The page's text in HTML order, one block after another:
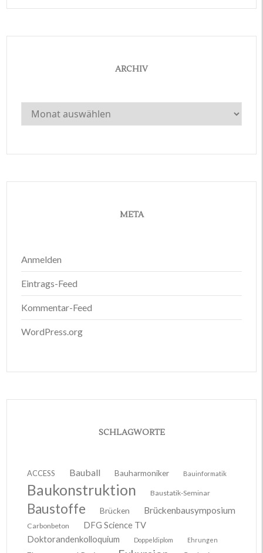
ARCHIV
Archiv
META
Anmelden
Eintrags-Feed
Kommentar-Feed
WordPress.org
SCHLAGWORTE
ACCESS Bauball Bauharmoniker Bauinformatik
Baukonstruktion Baustatik-Seminar
Baustoffe Brücken Brückenbausymposium
Carbonbeton
DFG Science TV
Doktorandenkolloquium
Doppeldiplom Ehrungen